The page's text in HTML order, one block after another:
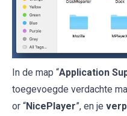
In de map “Application
toegevoegde verdachte
or “NicePlayer”, en je